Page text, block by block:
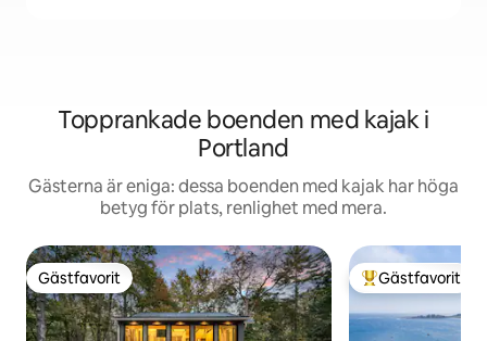
Topprankade boenden med kajak i
Portland
Gästerna är eniga: dessa boenden med kajak har höga
betyg för plats, renlighet med mera.
Gästfavorit
Gästfavorit Populär
Gästfavorit